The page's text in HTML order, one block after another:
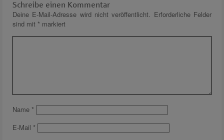
Schreibe einen Kommentar
Deine E-Mail-Adresse wird nicht veröffentlicht. Erforderliche Felder
sind mit * markiert
Name *
E-Mail *